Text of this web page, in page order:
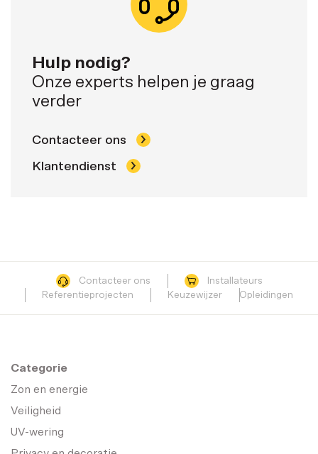
Hulp nodig?
Onze experts helpen je graag
verder
Contacteer ons
Klantendienst
Contacteer ons
Installateurs
Referentieprojecten
Keuzewijzer Opleidingen
Categorie
Zon en energie
Veiligheid
UV-wering